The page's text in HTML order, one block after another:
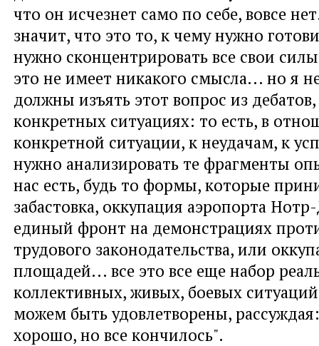
что он исчезнет само по себе, вовсе
значит, что это то, к чему нужно
нужно сконцентрировать все свои
это не имеет никакого смысла... но я
должны изъять этот вопрос из
конкретных ситуациях: то есть, в
конкретной ситуации, к неудачам, к
нужно анализировать те фрагменты
нас есть, будь то формы, которые
забастовка, оккупация аэропорта
единый фронт на демонстрациях
трудового законодательства, или
площадей... все это все еще набор
коллективных, живых, боевых
можем быть удовлетворены,
хорошо, но все кончилось".